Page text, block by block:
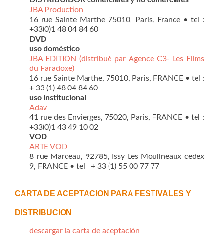
JBA Production
16 rue Sainte Marthe 75010, Paris, France • tel :
+33(0)1 48 04 84 60
DVD
uso doméstico
JBA EDITION (distribué par Agence C3- Les Films
du Paradoxe)
16 rue Sainte Marthe, 75010, Paris, FRANCE • tel :
+ 33 (1) 48 04 84 60
uso institucional
Adav
41 rue des Envierges, 75020, Paris, FRANCE • tel :
+33(0)1 43 49 10 02
VOD
ARTE VOD
8 rue Marceau, 92785, Issy Les Moulineaux cedex
9, FRANCE • tel : + 33 (1) 55 00 77 77
CARTA DE ACEPTACION PARA FESTIVALES Y
DISTRIBUCION
descargar la carta de aceptación